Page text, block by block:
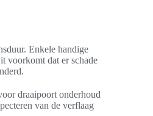
Enkele handige
voorkomt dat er schade
draaipoort onderhoud
van de verflaag